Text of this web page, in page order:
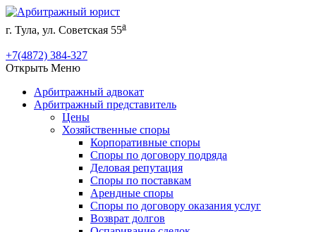
г. Тула, ул. Советская 55а
+7(4872) 384-327
Открыть Меню
Арбитражный адвокат
Арбитражный представитель
Цены
Хозяйственные споры
Корпоративные споры
Споры по договору подряда
Деловая репутация
Споры по поставкам
Арендные споры
Споры по договору оказания услуг
Возврат долгов